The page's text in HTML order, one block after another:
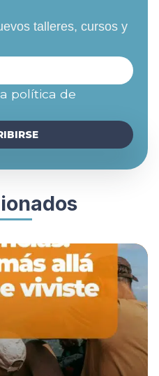
talleres, cursos y
política de